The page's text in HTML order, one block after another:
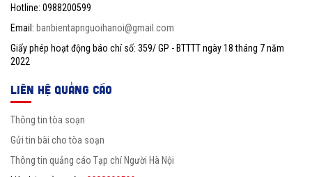
Hotline: 0988200599
Email: banbientapnguoihanoi@gmail.com
Giấy phép hoạt động báo chí số: 359/ GP - BTTTT ngày 18 tháng 7 năm
2022
LIÊN HỆ QUẢNG CÁO
Thông tin tòa soạn
Gửi tin bài cho tòa soạn
Thông tin quảng cáo Tạp chí Người Hà Nội